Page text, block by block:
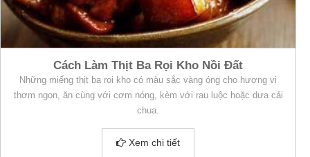
Cách Làm Thịt Ba Rọi Kho Nồi Đất
Những miếng thịt ba rọi kho có màu sắc vàng óng cho hương vị
thơm ngon, ăn cùng với cơm nóng, kèm với rau luộc hoặc dưa cải
chua.
Xem chi tiết